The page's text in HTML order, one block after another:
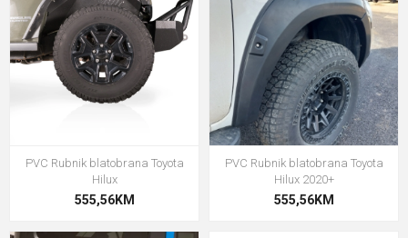
PVC Rubnik blatobrana Toyota
Hilux
555,56KM
PVC Rubnik blatobrana Toyota
Hilux 2020+
555,56KM